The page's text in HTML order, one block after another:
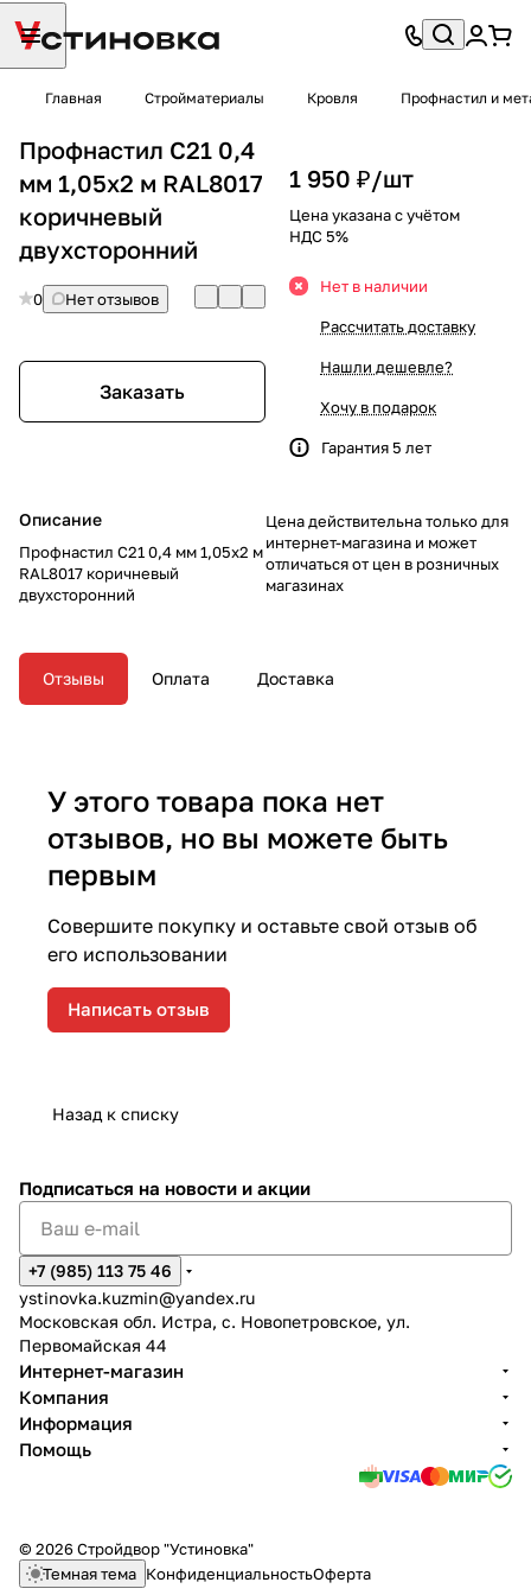
Главная Стройматериалы Кровля Профнастил и
Профнастил С21 0,4
мм 1,05х2 м RAL8017
коричневый
двухсторонний
0 Нет отзывов
Заказать
Описание
Профнастил С21 0,4 мм 1,05х2 м
RAL8017 коричневый
двухсторонний
1 950 ₽/шт
Цена указана с учётом
НДС 5%
Нет в наличии
Рассчитать доставку
Нашли дешевле?
Хочу в подарок
Гарантия 5 лет
Цена действительна только для
интернет-магазина и может
отличаться от цен в розничных
магазинах
Отзывы Оплата Доставка
У этого товара пока нет
отзывов, но вы можете быть
первым
Совершите покупку и оставьте свой отзыв об
его использовании
Написать отзыв
Назад к списку
Подписаться на новости и акции
+7 (985) 113 75 46
ystinovka.kuzmin@yandex.ru
Московская обл. Истра, с. Новопетровское, ул.
Первомайская 44
Интернет-магазин
Компания
Информация
Помощь
© 2026 Стройдвор "Устиновка"
Темная тема КонфиденциальностьОферта